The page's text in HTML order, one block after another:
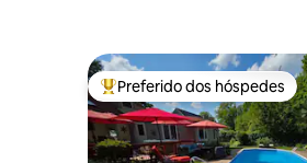
Entre os melhores preferidos
Preferido dos hóspedes